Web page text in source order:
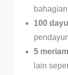
100
5
lain